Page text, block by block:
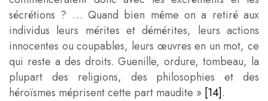
sécrétions ? … Quand bien même on a retiré aux
individus leurs mérites et démérites, leurs actions
innocentes ou coupables, leurs œuvres en un mot, ce
qui reste a des droits. Guenille, ordure, tombeau, la
plupart des religions, des philosophies et des
héroïsmes méprisent cette part maudite » [14].